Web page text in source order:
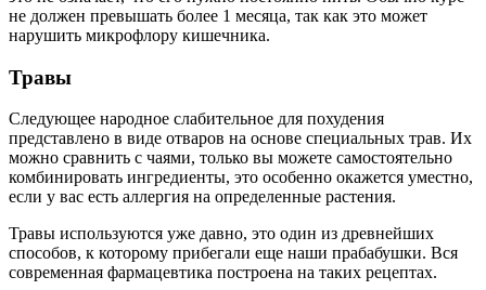
не должен превышать более 1 месяца, так как это может
нарушить микрофлору кишечника.
Травы
Следующее народное слабительное для похудения
представлено в виде отваров на основе специальных трав. Их
можно сравнить с чаями, только вы можете самостоятельно
комбинировать ингредиенты, это особенно окажется уместно,
если у вас есть аллергия на определенные растения.
Травы используются уже давно, это один из древнейших
способов, к которому прибегали еще наши прабабушки. Вся
современная фармацевтика построена на таких рецептах.